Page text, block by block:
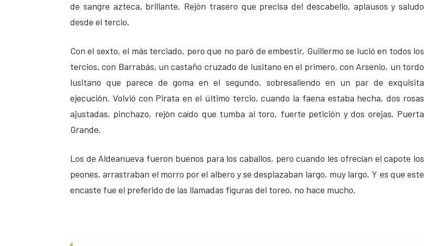
de sangre azteca, brillante. Rejón trasero que precisa del descabello, aplausos y saludo
desde el tercio.
Con el sexto, el más terciado, pero que no paró de embestir, Guillermo se lució en todos los
tercios, con Barrabás, un castaño cruzado de lusitano en el primero, con Arsenio, un tordo
lusitano que parece de goma en el segundo, sobresaliendo en un par de exquisita
ejecución. Volvió con Pirata en el último tercio, cuando la faena estaba hecha, dos rosas
ajustadas, pinchazo, rejón caído que tumba al toro, fuerte petición y dos orejas. Puerta
Grande.
Los de Aldeanueva fueron buenos para los caballos, pero cuando les ofrecían el capote los
peones, arrastraban el morro por el albero y se desplazaban largo, muy largo. Y es que este
encaste fue el preferido de las llamadas figuras del toreo, no hace mucho.